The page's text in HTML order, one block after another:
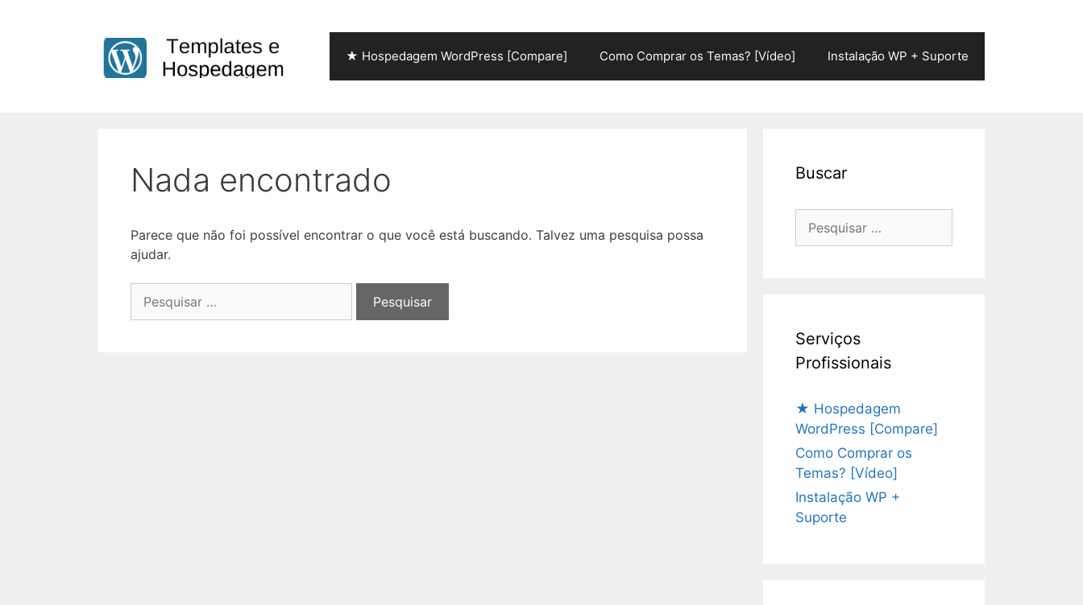
★ Hospedagem WordPress [Compare] Como Comprar os Temas? [Vídeo] Instalação WP + Suporte
Nada encontrado
Parece que não foi possível encontrar o que você está buscando. Talvez uma pesquisa possa
ajudar.
por:
Buscar
Serviços
Profissionais
★ Hospedagem
WordPress [Compare]
Como Comprar os
Temas? [Vídeo]
Instalação WP +
Suporte